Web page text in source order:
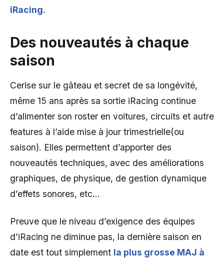
iRacing.
Des nouveautés à chaque
saison
Cerise sur le gâteau et secret de sa longévité,
même 15 ans après sa sortie iRacing continue
d’alimenter son roster en voitures, circuits et autre
features à l’aide mise à jour trimestrielle(ou
saison). Elles permettent d’apporter des
nouveautés techniques, avec des améliorations
graphiques, de physique, de gestion dynamique
d’effets sonores, etc…
Preuve que le niveau d’exigence des équipes
d’iRacing ne diminue pas, la dernière saison en
date est tout simplement la plus grosse MAJ à